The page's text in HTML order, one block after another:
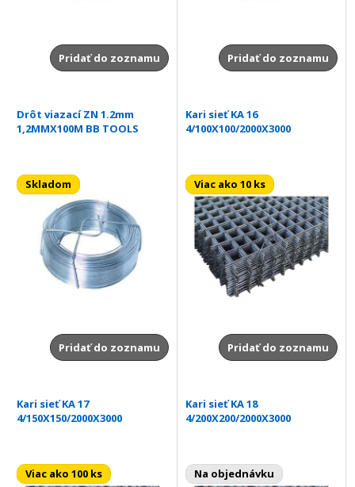
Pridať do zoznamu Pridať do zoznamu
Drôt viazací ZN 1.2mm
1,2MMX100M BB TOOLS
Skladom
Pridať do zoznamu
Kari sieť KA 16
4/100X100/2000X3000
Viac ako 10 ks
Pridať do zoznamu
Kari sieť KA 17
4/150X150/2000X3000
Viac ako 100 ks
Kari sieť KA 18
4/200X200/2000X3000
Na objednávku